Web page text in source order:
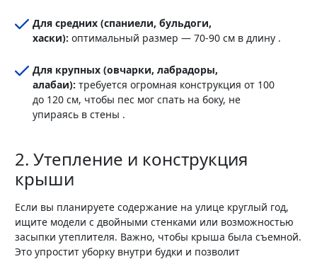
Для средних (спаниели, бульдоги,
хаски): оптимальный размер — 70-90 см в длину .
Для крупных (овчарки, лабрадоры,
алабаи): требуется огромная конструкция от 100
до 120 см, чтобы пес мог спать на боку, не
упираясь в стены .
2. Утепление и конструкция
крыши
Если вы планируете содержание на улице круглый год,
ищите модели с двойными стенками или возможностью
засыпки утеплителя. Важно, чтобы крыша была съемной.
Это упростит уборку внутри будки и позволит